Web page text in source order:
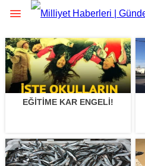
EĞITIME KAR ENGELI!